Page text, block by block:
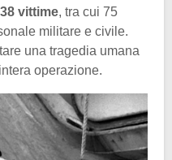
vittime, tra cui 75
militare e civile.
una tragedia umana
operazione.